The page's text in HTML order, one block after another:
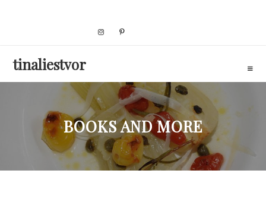
tinaliestvor
BOOKS AND MORE